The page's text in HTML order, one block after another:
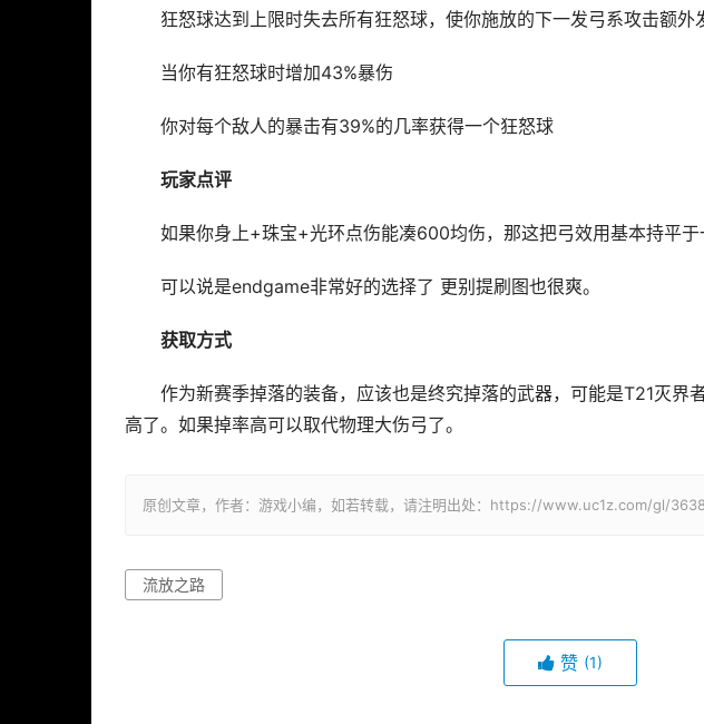
狂怒球达到上限时失去所有狂怒球，使你施放的下一发弓系攻击额外
当你有狂怒球时增加43%暴伤
你对每个敌人的暴击有39%的几率获得一个狂怒球
玩家点评
如果你身上+珠宝+光环点伤能凑600均伤，那这把弓效用基本持平
可以说是endgame非常好的选择了 更别提刷图也很爽。
获取方式
作为新赛季掉落的装备，应该也是终究掉落的武器，可能是T21灭界
高了。如果掉率高可以取代物理大伤弓了。
原创文章，作者：游戏小编，如若转载，请注明出处：https://www.uc1z.com/gl/
流放之路
赞 (1)